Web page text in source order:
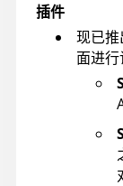
插件
现已
面进行